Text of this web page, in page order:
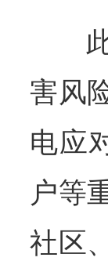
害风
电应
户等
社区